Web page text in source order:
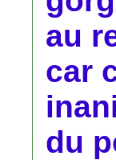
au
car
du